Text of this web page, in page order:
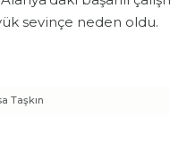
sevinçe neden oldu.
Taşkın